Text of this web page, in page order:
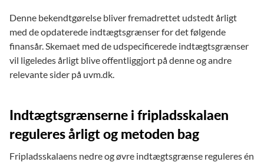
Denne bekendtgørelse bliver fremadrettet udstedt årligt
med de opdaterede indtægtsgrænser for det følgende
finansår. Skemaet med de udspecificerede indtægtsgrænser
vil ligeledes årligt blive offentliggjort på denne og andre
relevante sider på uvm.dk.
Indtægtsgrænserne i fripladsskalaen
reguleres årligt og metoden bag
Fripladsskalaens nedre og øvre indtægtsgrænse reguleres én